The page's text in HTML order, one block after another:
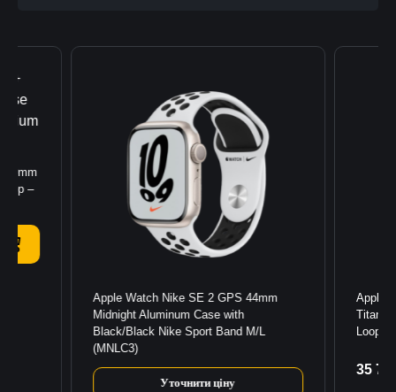
49mm
–
Apple Watch Nike SE 2 GPS 44mm
Midnight Aluminum Case with
Black/Black Nike Sport Band M/L
(MNLC3)
Уточнити ціну
Apple
Loop –
35